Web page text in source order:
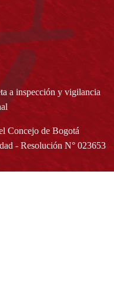
a inspección y vigilancia
Concejo de Bogotá
- Resolución N° 023653